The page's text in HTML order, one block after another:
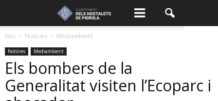
Inici Notícies Mediambient
Notícies Mediambient
Els bombers de la
Generalitat visiten l’Ecoparc i